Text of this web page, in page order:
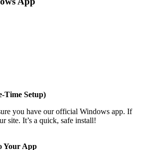
Time Setup)
you have our official Windows app. If
site. It’s a quick, safe install!
Your App